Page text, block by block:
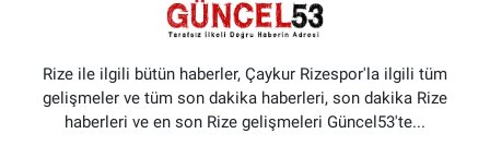
Rize ile ilgili bütün haberler, Çaykur Rizespor'la ilgili tüm
gelişmeler ve tüm son dakika haberleri, son dakika Rize
haberleri ve en son Rize gelişmeleri Güncel53'te...